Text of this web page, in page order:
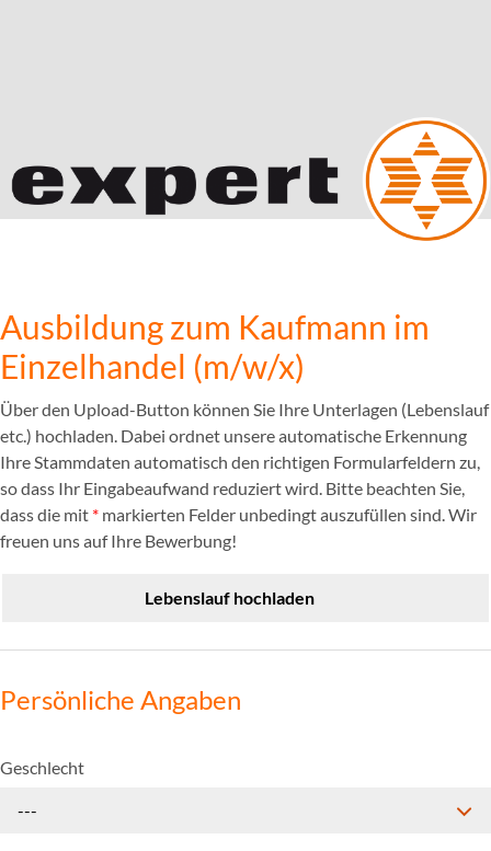
Ausbildung zum Kaufmann im
Einzelhandel (m/w/x)
Über den Upload-Button können Sie Ihre Unterlagen (Lebenslauf
etc.) hochladen. Dabei ordnet unsere automatische Erkennung
Ihre Stammdaten automatisch den richtigen Formularfeldern zu,
so dass Ihr Eingabeaufwand reduziert wird. Bitte beachten Sie,
dass die mit * markierten Felder unbedingt auszufüllen sind. Wir
freuen uns auf Ihre Bewerbung!
Lebenslauf hochladen
Persönliche Angaben
Geschlecht
---